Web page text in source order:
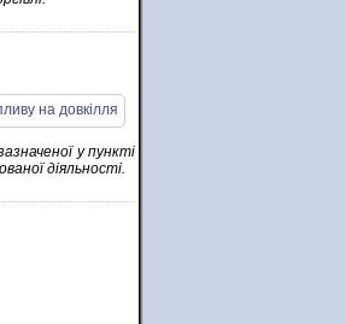
у пункті
діяльності.